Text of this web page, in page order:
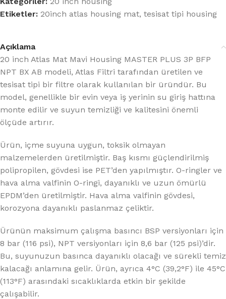
Etiketler: 20inch atlas housing mat, tesisat tipi housing
Açıklama
20 inch Atlas Mat Mavi Housing MASTER PLUS 3P BFP
NPT BX AB modeli, Atlas Filtri tarafından üretilen ve
tesisat tipi bir filtre olarak kullanılan bir üründür. Bu
model, genellikle bir evin veya iş yerinin su giriş hattına
monte edilir ve suyun temizliği ve kalitesini önemli
ölçüde artırır.
Ürün, içme suyuna uygun, toksik olmayan
malzemelerden üretilmiştir. Baş kısmı güçlendirilmiş
polipropilen, gövdesi ise PET’den yapılmıştır. O-ringler ve
hava alma valfinin O-ringi, dayanıklı ve uzun ömürlü
EPDM’den üretilmiştir. Hava alma valfinin gövdesi,
korozyona dayanıklı paslanmaz çeliktir.
Ürünün maksimum çalışma basıncı BSP versiyonları için
8 bar (116 psi), NPT versiyonları için 8,6 bar (125 psi)’dir.
Bu, suyunuzun basınca dayanıklı olacağı ve sürekli temiz
kalacağı anlamına gelir. Ürün, ayrıca 4°C (39,2°F) ile 45°C
(113°F) arasındaki sıcaklıklarda etkin bir şekilde
çalışabilir.